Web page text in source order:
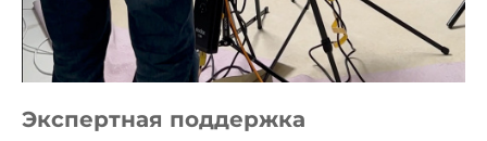
Экспертная поддержка